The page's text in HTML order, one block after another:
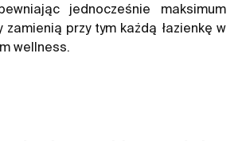
jednocześnie maksimum
zamienią przy tym każdą łazienkę w
wellness.